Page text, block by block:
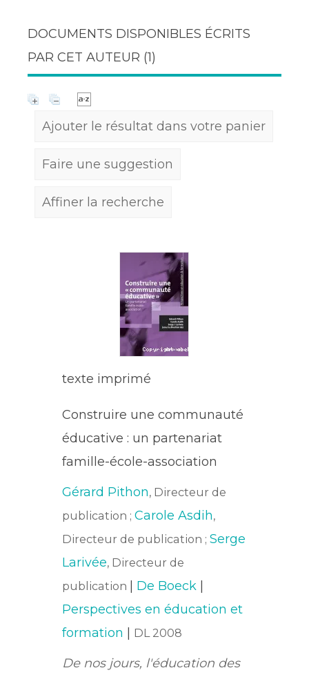
DOCUMENTS DISPONIBLES ÉCRITS
PAR CET AUTEUR (1)
Ajouter le résultat dans votre panier
Faire une suggestion
Affiner la recherche
texte imprimé
Construire une communauté
éducative : un partenariat
famille-école-association
Gérard Pithon, Directeur de
publication ;Carole Asdih,
Directeur de publication ;Serge
Larivée, Directeur de
publication
De Boeck
Perspectives en éducation et
formation
DL 2008
De nos jours, l'éducation des